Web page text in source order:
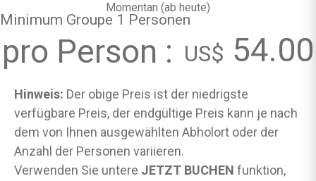
Momentan (ab heute)
Minimum Groupe 1 Personen
pro Person : US$ 54.00
Hinweis: Der obige Preis ist der niedrigste
verfügbare Preis, der endgültige Preis kann je nach
dem von Ihnen ausgewählten Abholort oder der
Anzahl der Personen variieren.
Verwenden Sie untere JETZT BUCHEN funktion,